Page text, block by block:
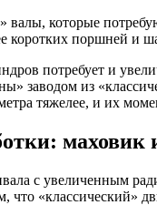
валы, которые
коротких поршней
потребует и
заводом из
тяжелее, и их
маховик
с увеличенным
что «классический»